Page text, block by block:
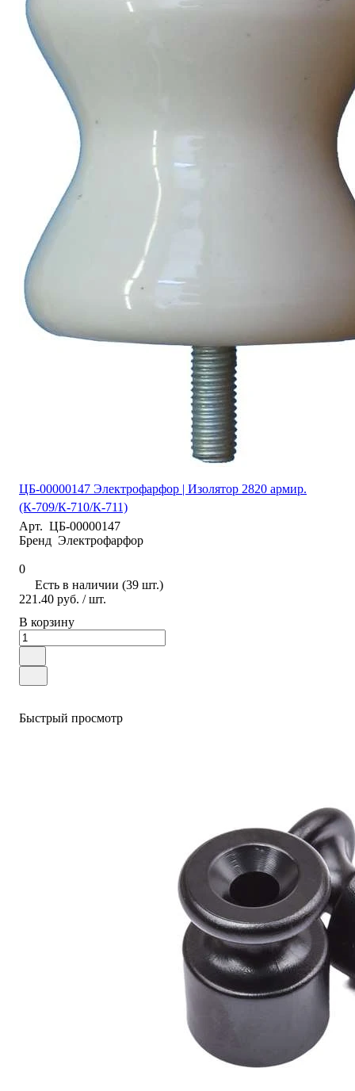
ЦБ-00000147 Электрофарфор | Изолятор 2820 армир.
(К-709/К-710/К-711)
Арт. ЦБ-00000147
Бренд Электрофарфор
0
Есть в наличии (39 шт.)
221.40 руб. / шт.
В корзину
Быстрый просмотр